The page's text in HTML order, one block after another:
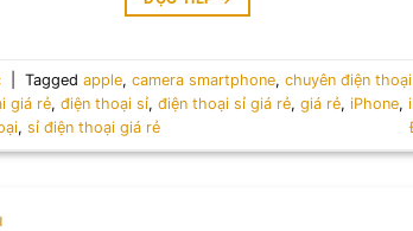
Taggedapple,camera smartphone,chuyên điện
giá rẻ,điện thoại sỉ,điện thoại sỉ giá rẻ,giá rẻ,iPhone,
,sỉ điện thoại giá rẻ